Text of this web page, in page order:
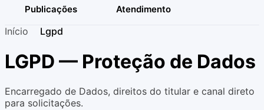
Publicações Atendimento
Início Lgpd
LGPD — Proteção de Dados
Encarregado de Dados, direitos do titular e canal direto
para solicitações.